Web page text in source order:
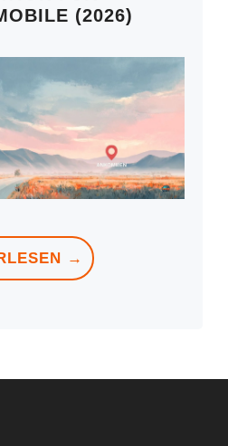
(2026)
→